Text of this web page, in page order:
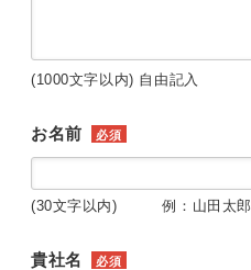
(1000文字以内) 自由記入
お名前 必須
(30文字以内) 例：山田太郎
貴社名 必須